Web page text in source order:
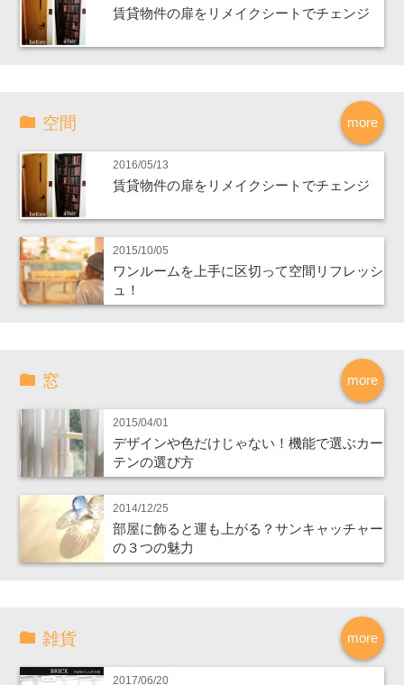
賃貸物件の扉をリメイクシートでチェンジ
more
空間
2016/05/13
賃貸物件の扉をリメイクシートでチェンジ
2015/10/05
ワンルームを上手に区切って空間リフレッシ
ュ！
more
窓
2015/04/01
デザインや色だけじゃない！機能で選ぶカー
テンの選び方
2014/12/25
部屋に飾ると運も上がる？サンキャッチャー
の３つの魅力
more
雑貨
2017/06/20